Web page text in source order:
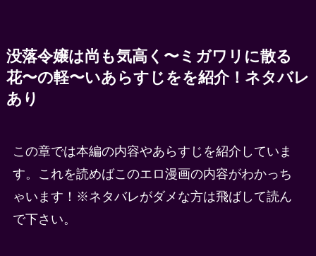
没落令嬢は尚も気高く〜ミガワリに散る
花〜の軽〜いあらすじをを紹介！ネタバレ
あり
この章では本編の内容やあらすじを紹介していま
す。これを読めばこのエロ漫画の内容がわかっち
ゃいます！※ネタバレがダメな方は飛ばして読ん
で下さい。